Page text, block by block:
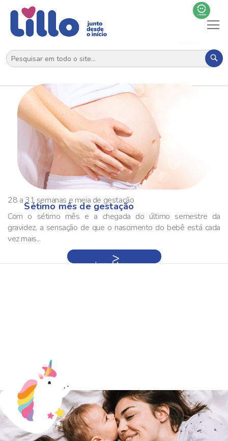
Sétimo mês de gestação
28 a 31 semanas e meia de gestação
Com o sétimo mês e a chegada do último semestre da
gravidez, a sensação de que o nascimento do bebê está cada
vez mais...
Leia Mais »